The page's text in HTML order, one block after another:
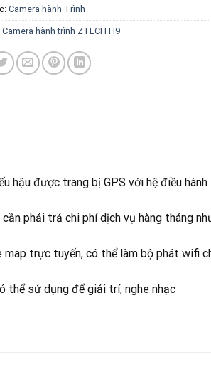
Camera hành Trình
Camera hành trình ZTECH H9
hậu được trang bị GPS với hệ điều hành
phải trả chi phí dịch vụ hàng tháng
map trực tuyến, có thể làm bộ phát wifi
thể sử dụng để giải trí, nghe nhạc